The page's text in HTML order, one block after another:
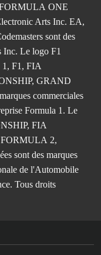
ONE
Arts Inc. EA,
sont des
Inc. Le logo F1
F1, FIA
GRAND
commerciales
Formula 1. Le
FIA
2,
sont des marques
de l'Automobile
Tous droits